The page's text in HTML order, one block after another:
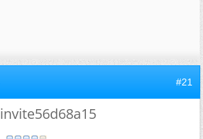
#21
invite56d68a15